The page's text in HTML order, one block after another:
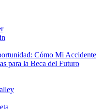
Cómo Mi Accidente
para la Beca del Futuro